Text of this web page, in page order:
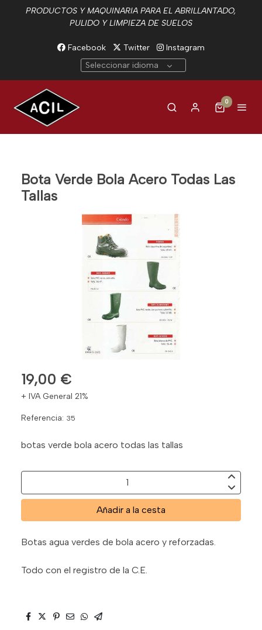
PRODUCTOS Y MAQUINARIA PARA EL ABRILLANTADO,
PULIDO Y LIMPIEZA DE SUELOS
Facebook Twitter
Instagram
Seleccionar idioma
0
Bota Verde Bola Acero Todas Las
Tallas
19,00 €
+ IVA General 21%
Referencia: 35
botas verde bola acero todas las tallas
Añadir a la cesta
Botas agua verdes de bola acero y reforzadas.
Todo con el registro de la C.E.